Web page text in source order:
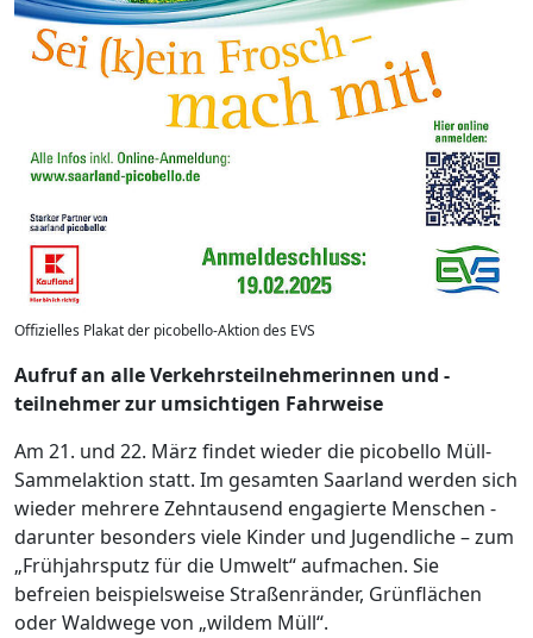
Offizielles Plakat der picobello-Aktion des EVS
Aufruf an alle Verkehrsteilnehmerinnen und -
teilnehmer zur umsichtigen Fahrweise
Am 21. und 22. März findet wieder die picobello Müll-
Sammelaktion statt. Im gesamten Saarland werden sich
wieder mehrere Zehntausend engagierte Menschen -
darunter besonders viele Kinder und Jugendliche – zum
„Frühjahrsputz für die Umwelt“ aufmachen. Sie
befreien beispielsweise Straßenränder, Grünflächen
oder Waldwege von „wildem Müll“.